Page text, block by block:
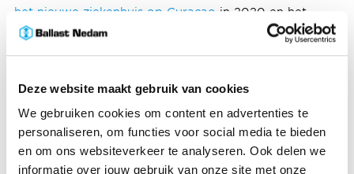
Deze website maakt gebruik van cookies
We gebruiken cookies om content en advertenties te
personaliseren, om functies voor social media te bieden
en om ons websiteverkeer te analyseren. Ook delen we
informatie over jouw gebruik van onze site met onze
het nieuwe ziekenhuis op Curaçao in 2020 en het
Erasmus Medisch Centrum in Rotterdam
in 2017. ABC
medische behandelkamers waar hoogwaardige
apparatuur wordt geplaatst. De overname is daarom
een logische stap die past binnen de groeistrategie
van Ballast Nedam. Met deze overname van ABC zal
Ballast Nedam haar activiteiten in het Verenigd